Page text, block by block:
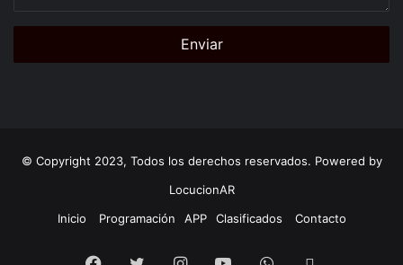
© Copyright 2023, Todos los derechos reservados. Powered by
LocucionAR
Inicio
Programación APP Clasificados Contacto